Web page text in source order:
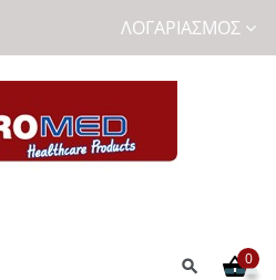
ΛΟΓΑΡΙΑΣΜΌΣ
0